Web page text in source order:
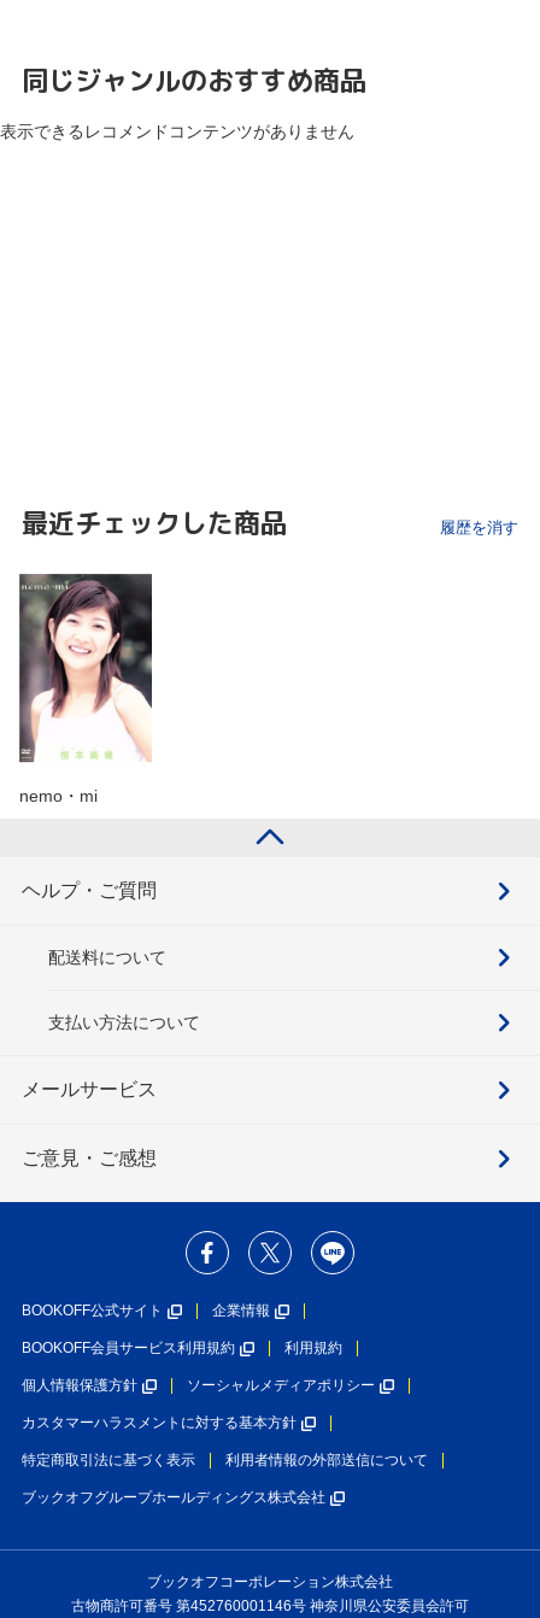
同じジャンルのおすすめ商品
表示できるレコメンドコンテンツがありません
最近チェックした商品 履歴を消す
nemo・mi
ヘルプ・ご質問
配送料について
支払い方法について
メールサービス
ご意見・ご感想
BOOKOFF公式サイト 企業情報
BOOKOFF会員サービス利用規約 利用規約
個人情報保護方針 ソーシャルメディアポリシー
カスタマーハラスメントに対する基本方針
特定商取引法に基づく表示 利用者情報の外部送信について
ブックオフグループホールディングス株式会社
ブックオフコーポレーション株式会社
古物商許可番号 第452760001146号 神奈川県公安委員会許可